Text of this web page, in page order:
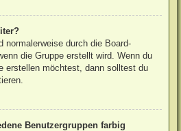
normalerweise durch die Board-
die Gruppe erstellt wird. Wenn du
erstellen möchtest, dann solltest du
Benutzergruppen farbig